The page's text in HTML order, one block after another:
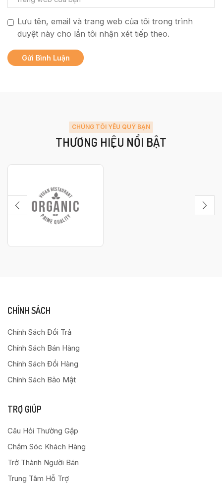
Lưu tên, email và trang web của tôi trong trình
duyệt này cho lần tôi nhận xét tiếp theo.
CHÚNG TÔI YÊU QUÝ BẠN
THƯƠNG HIỆU NỔI BẬT
CHÍNH SÁCH
Chính Sách Đổi Trả
Chính Sách Bán Hàng
Chính Sách Đổi Hàng
Chính Sách Bảo Mật
TRỢ GIÚP
Câu Hỏi Thường Gặp
Chăm Sóc Khách Hàng
Trở Thành Người Bán
Trung Tâm Hỗ Trợ